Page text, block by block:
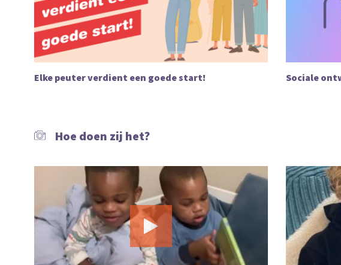
Elke peuter verdient een goede start! Sociale
Hoe doen zij het?